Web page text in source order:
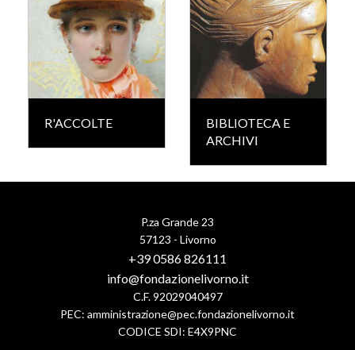
R'ACCOLTE
BIBLIOTECA E
ARCHIVI
P.za Grande 23
57123 - Livorno
+39 0586 826111
info@fondazionelivorno.it
C.F. 92029040497
PEC: amministrazione@pec.fondazionelivorno.it
CODICE SDI: E4X9PNC